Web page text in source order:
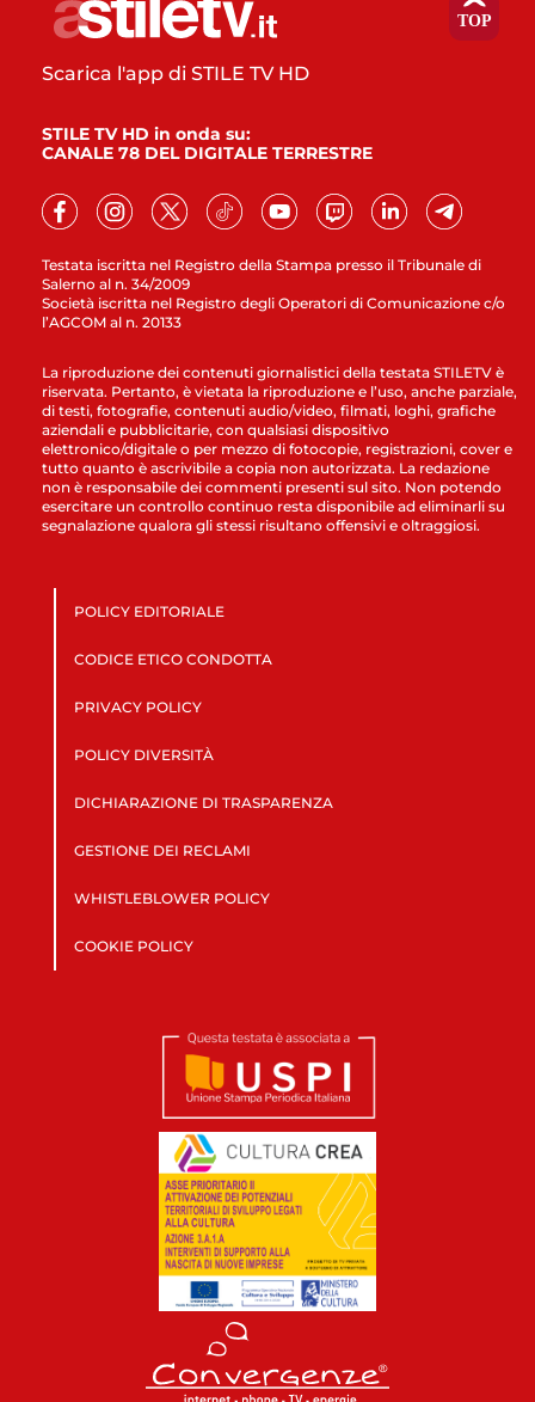
Testata iscritta nel Registro della Stampa presso il Tribunale di
Salerno al n. 34/2009
Società iscritta nel Registro degli Operatori di Comunicazione c/o
l’AGCOM al n. 20133
Scarica l'app di STILE TV HD
STILE TV HD in onda su:
CANALE 78 DEL DIGITALE TERRESTRE
La riproduzione dei contenuti giornalistici della testata STILETV è
riservata. Pertanto, è vietata la riproduzione e l’uso, anche parziale,
di testi, fotografie, contenuti audio/video, filmati, loghi, grafiche
aziendali e pubblicitarie, con qualsiasi dispositivo
elettronico/digitale o per mezzo di fotocopie, registrazioni, cover e
tutto quanto è ascrivibile a copia non autorizzata. La redazione
non è responsabile dei commenti presenti sul sito. Non potendo
esercitare un controllo continuo resta disponibile ad eliminarli su
segnalazione qualora gli stessi risultano offensivi e oltraggiosi.
POLICY EDITORIALE
CODICE ETICO CONDOTTA
PRIVACY POLICY
POLICY DIVERSITÀ
DICHIARAZIONE DI TRASPARENZA
GESTIONE DEI RECLAMI
WHISTLEBLOWER POLICY
COOKIE POLICY